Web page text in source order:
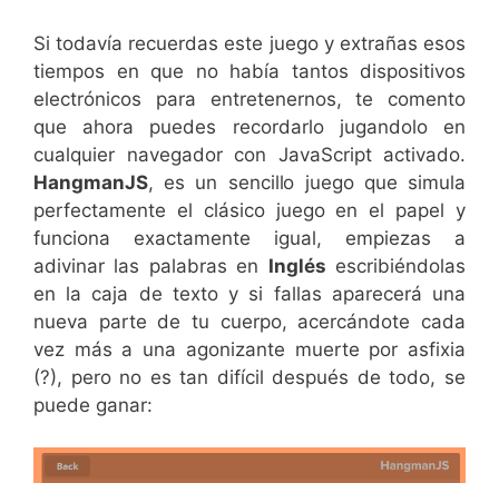
Si todavía recuerdas este juego y extrañas esos
tiempos en que no había tantos dispositivos
electrónicos para entretenernos, te comento
que ahora puedes recordarlo jugandolo en
cualquier navegador con JavaScript activado.
HangmanJS, es un sencillo juego que simula
perfectamente el clásico juego en el papel y
funciona exactamente igual, empiezas a
adivinar las palabras en Inglés escribiéndolas
en la caja de texto y si fallas aparecerá una
nueva parte de tu cuerpo, acercándote cada
vez más a una agonizante muerte por asfixia
(?), pero no es tan difícil después de todo, se
puede ganar: